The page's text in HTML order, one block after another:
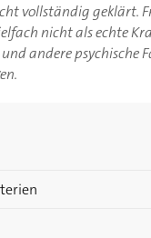
vollständig
nicht als echte
andere